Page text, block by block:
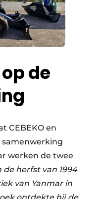
de
CEBEKO en
samenwerking
werken de twee
de herfst van 1994
van Yanmar in